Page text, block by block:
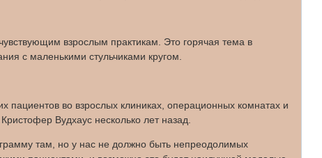
взрослым практикам. Это горячая тема в
с маленькими стульчиками кругом.
пациентов во взрослых клиниках, операционных комнатах и
Вудхаус несколько лет назад.
там, но у нас не должно быть непреодолимых